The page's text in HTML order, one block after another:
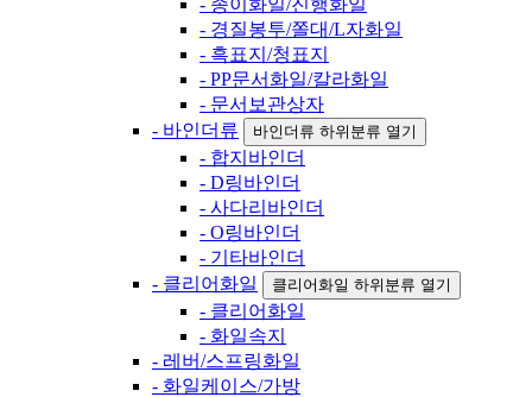
- 종이화일/진행화일
- 경질봉투/쫄대/L자화일
- 흑표지/청표지
- PP문서화일/칼라화일
- 문서보관상자
- 바인더류
바인더류 하위분류 열기
- 합지바인더
- D링바인더
- 사다리바인더
- O링바인더
- 기타바인더
- 클리어화일
클리어화일 하위분류 열기
- 클리어화일
- 화일속지
- 레버/스프링화일
- 화일케이스/가방